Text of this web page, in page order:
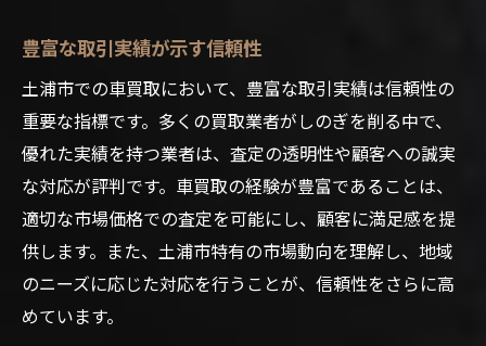
豊富な取引実績が示す信頼性
土浦市での車買取において、豊富な取引実績は信頼性の
重要な指標です。多くの買取業者がしのぎを削る中で、
優れた実績を持つ業者は、査定の透明性や顧客への誠実
な対応が評判です。車買取の経験が豊富であることは、
適切な市場価格での査定を可能にし、顧客に満足感を提
供します。また、土浦市特有の市場動向を理解し、地域
のニーズに応じた対応を行うことが、信頼性をさらに高
めています。